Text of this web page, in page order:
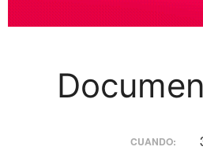
CUANDO: